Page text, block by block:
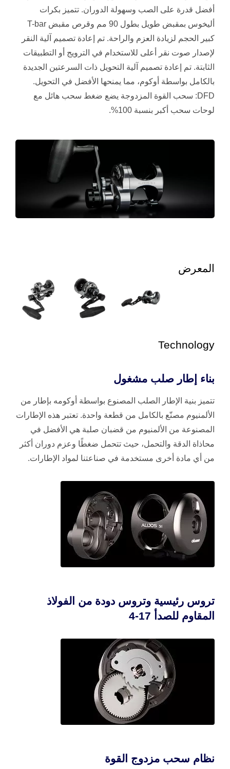
أفضل قدرة على الصب وسهولة الدوران. تتميز بكرات
أليخوس بمقبض طويل بطول 90 مم وقرص مقبض T-bar
كبير الحجم لزيادة العزم والراحة. تم إعادة تصميم آلية النقر
لإصدار صوت نقر أعلى للاستخدام في الترويج أو التطبيقات
الثابتة. تم إعادة تصميم آلية التحويل ذات السرعتين الجديدة
بالكامل بواسطة أوكوم، مما يمنحها الأفضل في التحويل.
DFD: سحب القوة المزدوجة يضع ضغط سحب هائل مع
لوحات سحب أكبر بنسبة 100%.
المعرض
Technology
بناء إطار صلب مشغول
تتميز بنية الإطار الصلب المصنوع بواسطة أوكومه بإطار من
الألمنيوم مصنّع بالكامل من قطعة واحدة. تعتبر هذه الإطارات
المصنوعة من الألمنيوم من قضبان صلبة هي الأفضل في
محاذاة الدقة والتحمل، حيث تتحمل ضغطًا وعزم دوران أكثر
من أي مادة أخرى مستخدمة في صناعتنا لمواد الإطارات.
تروس رئيسية وتروس دودة من الفولاذ
المقاوم للصدأ 17-4
نظام سحب مزدوج القوة